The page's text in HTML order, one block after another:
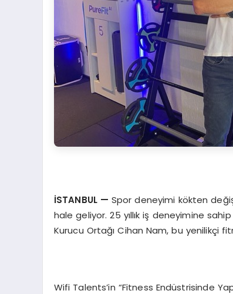
İSTANBUL — Spor deneyimi kökten
hale geliyor. 25 yıllık iş deneyimine
Kurucu Ortağı Cihan Nam, bu yenilikçi
Wifi Talents’in “Fitness Endüstrisinde